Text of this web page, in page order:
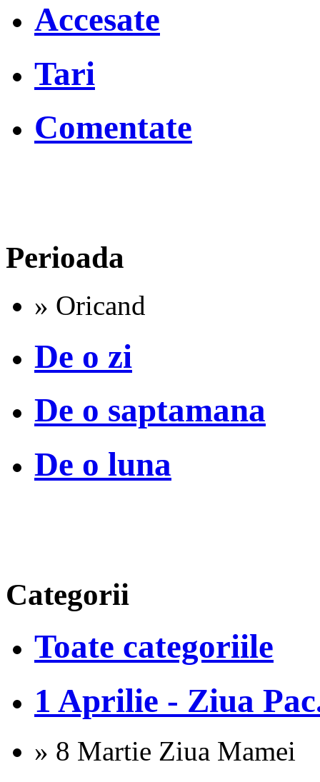
Accesate
Tari
Comentate
Perioada
» Oricand
De o zi
De o saptamana
De o luna
Categorii
Toate categoriile
1 Aprilie - Ziua
» 8 Martie Ziua Mamei